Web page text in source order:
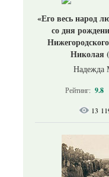
«Его весь народ
со дня
Николая
Надежда
Рейтинг: 9.8
13